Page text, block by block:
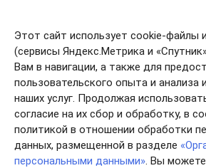
Этот сайт использует cookie-файлы
(сервисы Яндекс.Метрика и
Вам в навигации, а также для
пользовательского опыта и анализа
наших услуг. Продолжая
согласие на их сбор и обработку, в
политикой в отношении обработки
данных, размещенной в разделе
персональными данными». Вы